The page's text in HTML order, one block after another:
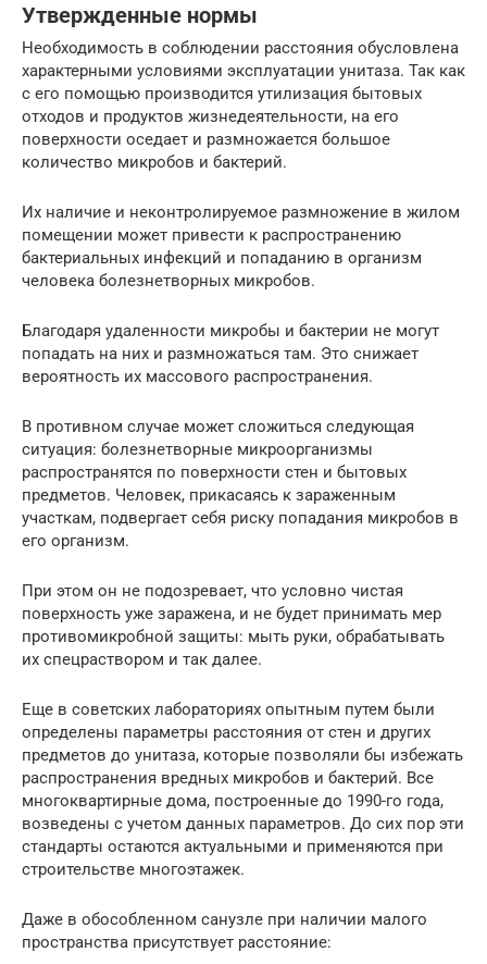
Утвержденные нормы
Необходимость в соблюдении расстояния обусловлена
характерными условиями эксплуатации унитаза. Так как
с его помощью производится утилизация бытовых
отходов и продуктов жизнедеятельности, на его
поверхности оседает и размножается большое
количество микробов и бактерий.
Их наличие и неконтролируемое размножение в жилом
помещении может привести к распространению
бактериальных инфекций и попаданию в организм
человека болезнетворных микробов.
Благодаря удаленности микробы и бактерии не могут
попадать на них и размножаться там. Это снижает
вероятность их массового распространения.
В противном случае может сложиться следующая
ситуация: болезнетворные микроорганизмы
распространятся по поверхности стен и бытовых
предметов. Человек, прикасаясь к зараженным
участкам, подвергает себя риску попадания микробов в
его организм.
При этом он не подозревает, что условно чистая
поверхность уже заражена, и не будет принимать мер
противомикробной защиты: мыть руки, обрабатывать
их спецраствором и так далее.
Еще в советских лабораториях опытным путем были
определены параметры расстояния от стен и других
предметов до унитаза, которые позволяли бы избежать
распространения вредных микробов и бактерий. Все
многоквартирные дома, построенные до 1990-го года,
возведены с учетом данных параметров. До сих пор эти
стандарты остаются актуальными и применяются при
строительстве многоэтажек.
Даже в обособленном санузле при наличии малого
пространства присутствует расстояние: